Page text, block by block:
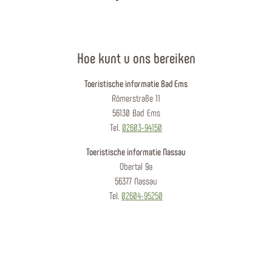
Hoe kunt u ons bereiken
Toeristische informatie Bad Ems
Römerstraße 11
56130 Bad Ems
Tel. 02603-94150
Toeristische informatie Nassau
Obertal 9a
56377 Nassau
Tel. 02604-95250